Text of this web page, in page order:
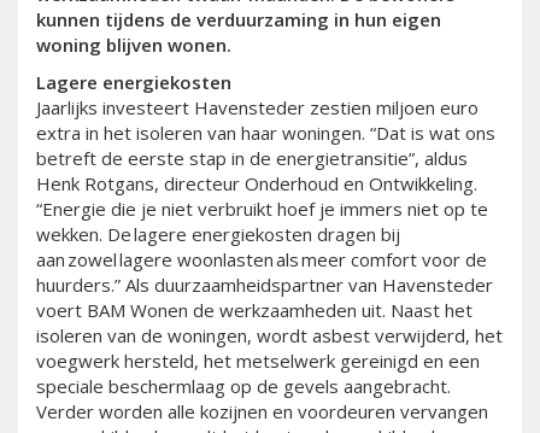
kunnen tijdens de verduurzaming in hun eigen
woning blijven wonen.
Lagere energiekosten
Jaarlijks investeert Havensteder zestien miljoen euro
extra in het isoleren van haar woningen. “Dat is wat ons
betreft de eerste stap in de energietransitie”, aldus
Henk Rotgans, directeur Onderhoud en Ontwikkeling.
“Energie die je niet verbruikt hoef je immers niet op te
wekken. De lagere energiekosten dragen bij
aan zowel lagere woonlasten als meer comfort voor de
huurders.” Als duurzaamheidspartner van Havensteder
voert BAM Wonen de werkzaamheden uit. Naast het
isoleren van de woningen, wordt asbest verwijderd, het
voegwerk hersteld, het metselwerk gereinigd en een
speciale beschermlaag op de gevels aangebracht.
Verder worden alle kozijnen en voordeuren vervangen